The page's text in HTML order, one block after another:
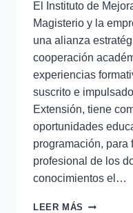
El Instituto de
Magisterio y la
una alianza
cooperación
experiencias
suscrito e
Extensión, tiene
oportunidades
programación, para
profesional de los
conocimientos el…
LEER MÁS